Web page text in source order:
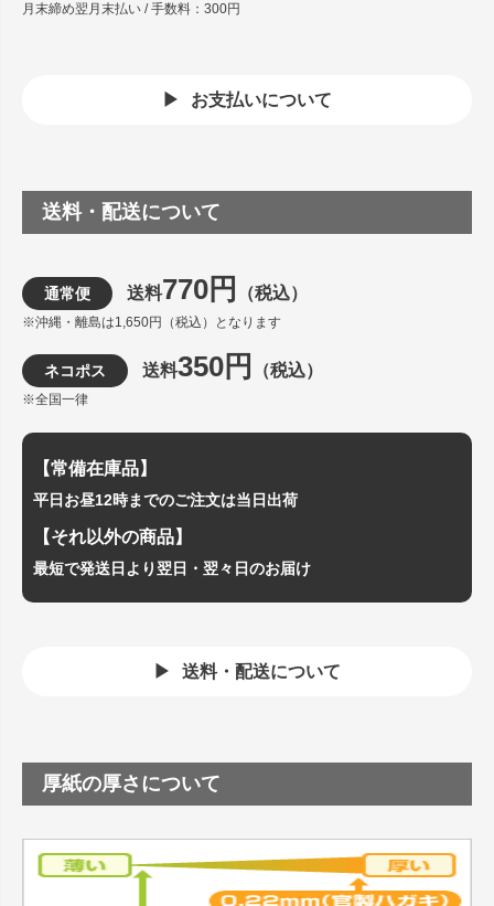
月末締め翌月末払い / 手数料：300円
お支払いについて
送料・配送について
通常便 送料770円 （税込）
※沖縄・離島は1,650円（税込）となります
ネコポス 送料350円 （税込）
※全国一律
【常備在庫品】
平日お昼12時までのご注文は当日出荷
【それ以外の商品】
最短で発送日より翌日・翌々日のお届け
送料・配送について
厚紙の厚さについて